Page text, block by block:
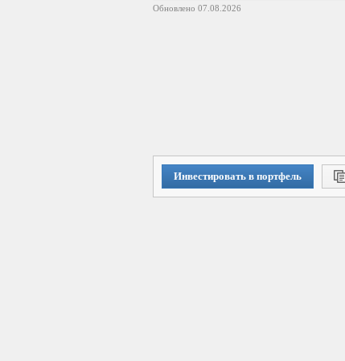
Обновлено 07.08.2026
Инвестировать в портфель